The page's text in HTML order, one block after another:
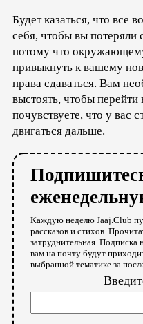
Будет казаться, что все
себя, чтобы вы потеряли
потому что
привыкнуть к вашему
права сдаваться. Вам
выстоять, чтобы
почувствуете, что у вас
двигаться дальше.
Каждую неделю Jaaj.Club
рассказов и стихов.
затруднительная.
вам на почту будут
выбранной тематике за